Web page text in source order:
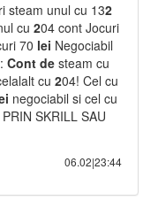
steam unul cu 132
cu 204 cont Jocuri
70 lei Negociabil
: Cont de steam cu
cu 204! Cel cu
negociabil si cel cu
SKRILL SAU
06.02|23:44